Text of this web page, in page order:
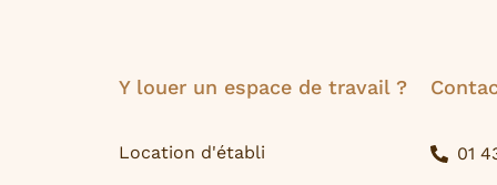
Y louer un espace de travail ?
Location d'établi 01